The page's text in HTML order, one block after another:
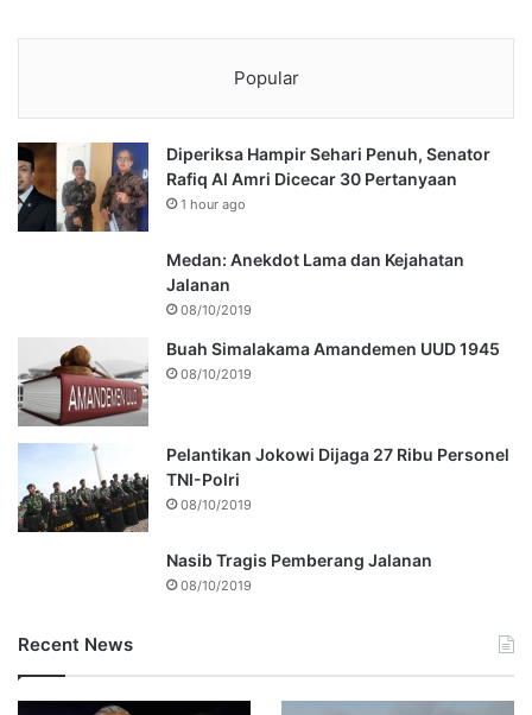
Popular
Diperiksa Hampir Sehari Penuh, Senator
Rafiq Al Amri Dicecar 30 Pertanyaan
1 hour ago
Medan: Anekdot Lama dan Kejahatan
Jalanan
08/10/2019
Buah Simalakama Amandemen UUD 1945
08/10/2019
Pelantikan Jokowi Dijaga 27 Ribu Personel
TNI-Polri
08/10/2019
Nasib Tragis Pemberang Jalanan
08/10/2019
Recent News